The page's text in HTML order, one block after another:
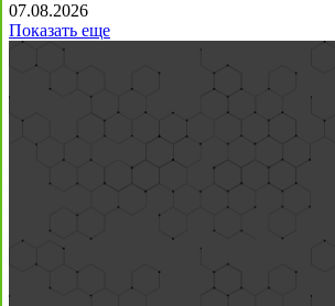
07.08.2026
Показать еще